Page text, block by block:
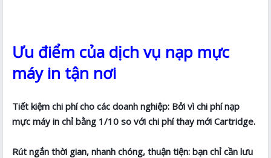
Ưu điểm của dịch vụ nạp mực
máy in tận nơi
Tiết kiệm chi phí cho các doanh nghiệp: Bởi vì chi phí nạp
mực máy in chỉ bằng 1/10 so với chi phí thay mới Cartridge.
Rút ngắn thời gian, nhanh chóng, thuận tiện: bạn chỉ cần lưu